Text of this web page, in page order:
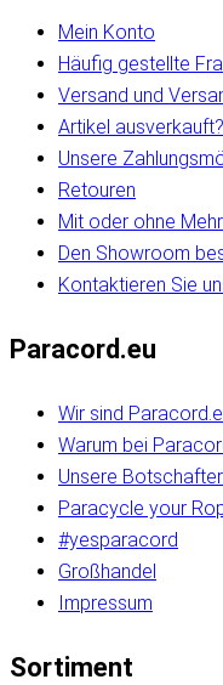
Mein Konto
Häufig gestellte
Versand und
Artikel ausverkauft?
Unsere
Retouren
Mit oder ohne
Den Showroom
Kontaktieren Sie
Paracord.eu
Wir sind
Warum bei
Unsere
Paracycle your
#yesparacord
Großhandel
Impressum
Sortiment